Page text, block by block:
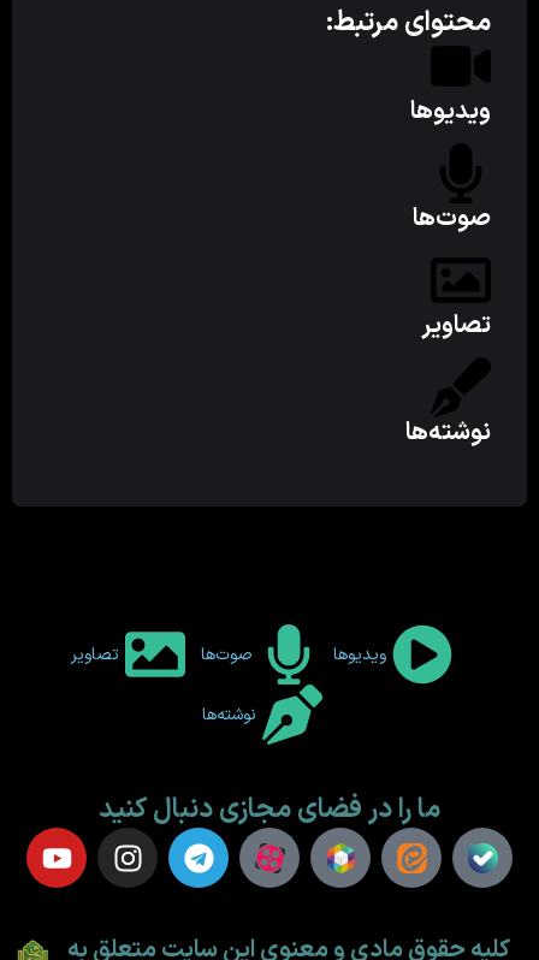
محتوای مرتبط:
ویدیوها
صوت‌ها
تصاویر
نوشته‌ها
ویدیوها صوت‌ها تصاویر
نوشته‌ها
ما را در فضای مجازی دنبال کنید
کلیه حقوق مادی و معنوی این سایت متعلق به